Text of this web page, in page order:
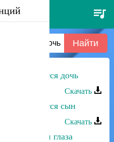
пусть
родится дочь
Скачать
родится сын
Скачать
твои глаза